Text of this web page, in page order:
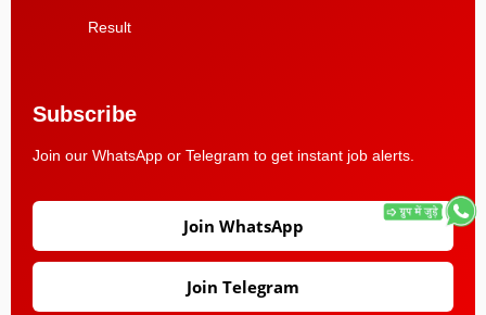
Result
Subscribe
Join our WhatsApp or Telegram to get instant job alerts.
Join WhatsApp
Join Telegram